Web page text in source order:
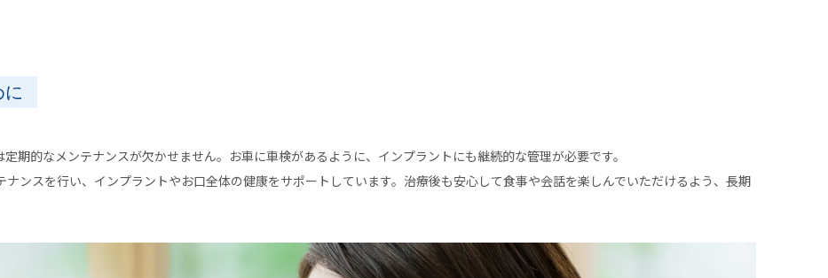
に
期的なメンテナンスが欠かせません。お車に車検があるように、インプラントにも継続的な管理が必要です。
ンスを行い、インプラントやお口全体の健康をサポートしています。治療後も安心して食事や会話を楽しんでいただけるよう、長期